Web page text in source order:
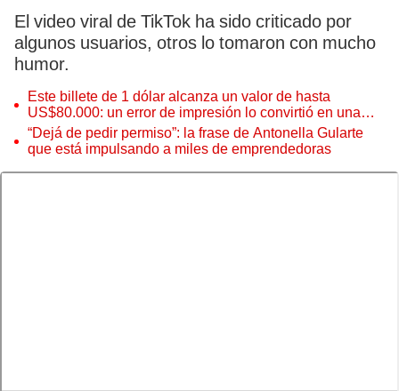
El video viral de TikTok ha sido criticado por
algunos usuarios, otros lo tomaron con mucho
humor.
Este billete de 1 dólar alcanza un valor de hasta
US$80.000: un error de impresión lo convirtió en una
pieza única que hoy buscan coleccionistas de todo el
mundo
“Dejá de pedir permiso”: la frase de Antonella Gularte
que está impulsando a miles de emprendedoras